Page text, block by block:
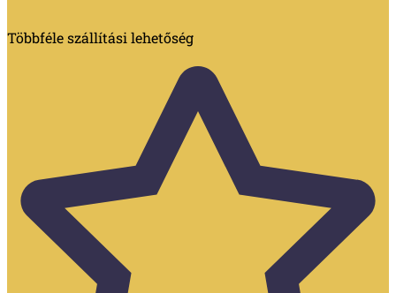
Többféle szállítási lehetőség